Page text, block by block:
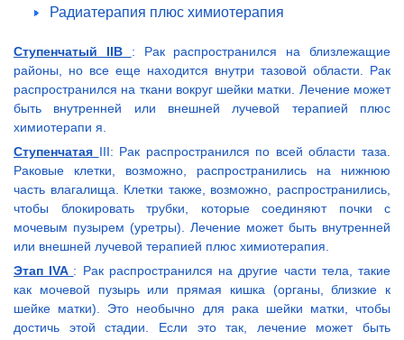
Радиатерапия плюс химиотерапия
Ступенчатый IIB : Рак распространился на близлежащие
районы, но все еще находится внутри тазовой области. Рак
распространился на ткани вокруг шейки матки. Лечение может
быть внутренней или внешней лучевой терапией плюс
химиотерапи я.
Ступенчатая III: Рак распространился по всей области таза.
Раковые клетки, возможно, распространились на нижнюю
часть влагалища. Клетки также, возможно, распространились,
чтобы блокировать трубки, которые соединяют почки с
мочевым пузырем (уретры). Лечение может быть внутренней
или внешней лучевой терапией плюс химиотерапия.
Этап IVA : Рак распространился на другие части тела, такие
как мочевой пузырь или прямая кишка (органы, близкие к
шейке матки). Это необычно для рака шейки матки, чтобы
достичь этой стадии. Если это так, лечение может быть